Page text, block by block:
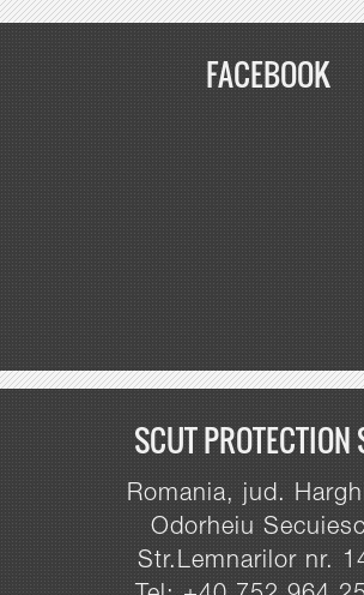
FACEBOOK
SCUT PROTECTION
Romania, jud.
Odorheiu Secuiesc
Str.Lemnarilor nr.